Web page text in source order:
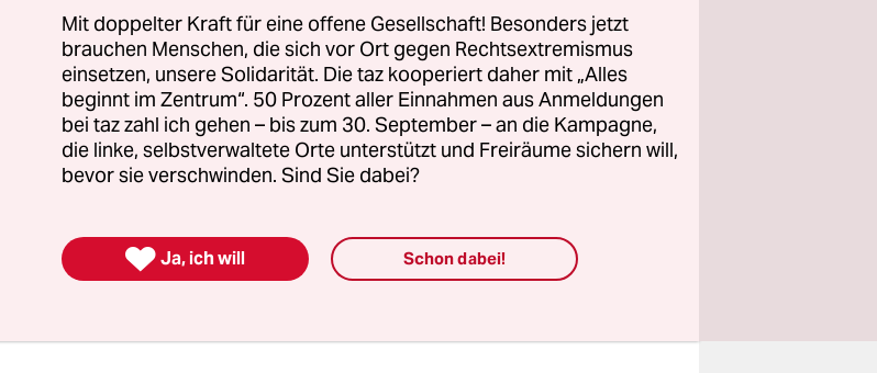
wo 27 Arbeitsplätze abgebaut
Kompakt-Ausgabe derBerliner Morgenpost
Gehen sollen hier 24 Beschäftigte,
drei Fotoredakteure, neun Layouter, zwei
vier Mitarbeiter im Anzeigenverkauf.
Mit doppelter Kraft für eine offene Gesellschaft! Besonders jetzt
brauchen Menschen, die sich vor Ort gegen Rechtsextremismus
einsetzen, unsere Solidarität. Die taz kooperiert daher mit „Alles
beginnt im Zentrum“. 50 Prozent aller Einnahmen aus Anmeldungen
bei taz zahl ich gehen – bis zum 30. September – an die Kampagne,
die linke, selbstverwaltete Orte unterstützt und Freiräume sichern will,
bevor sie verschwinden. Sind Sie dabei?
 Ja, ich will Schon dabei!